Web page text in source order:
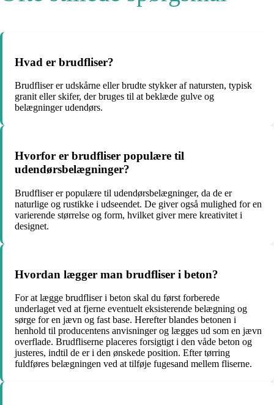
Hvad er brudfliser?
Brudfliser er udskårne eller brudte stykker af natursten, typisk
granit eller skifer, der bruges til at beklæde gulve og
belægninger udendørs.
Hvorfor er brudfliser populære til
udendørsbelægninger?
Brudfliser er populære til udendørsbelægninger, da de er
naturlige og rustikke i udseendet. De giver også mulighed for en
varierende størrelse og form, hvilket giver mere kreativitet i
designet.
Hvordan lægger man brudfliser i beton?
For at lægge brudfliser i beton skal du først forberede
underlaget ved at fjerne eventuelt eksisterende belægning og
sørge for en jævn og fast base. Herefter blandes betonen i
henhold til producentens anvisninger og lægges ud som en jævn
overflade. Brudfliserne placeres forsigtigt i den våde beton og
justeres, indtil de er i den ønskede position. Efter tørring
fuldføres belægningen ved at tilføje fugesand mellem fliserne.